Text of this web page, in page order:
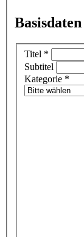
Basisdaten
Titel *
Subtitel
Kategorie *